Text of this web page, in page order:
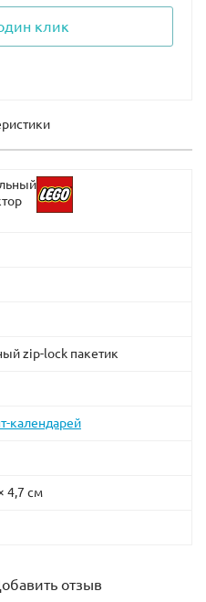
клик
zip-lock пакетик
календарей
4,7 см
отзыв